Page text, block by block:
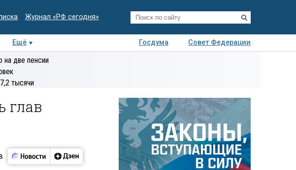
Журнал «РФ сегодня»
Ещё Госдума
Совет Федерации
Деловая
на две пенсии
тысячи
глав